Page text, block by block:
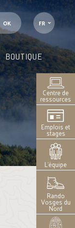
FR
BOUTIQUE
Centre de
ressources
Emplois et
stages
L’équipe
Rando
Vosges du
Nord